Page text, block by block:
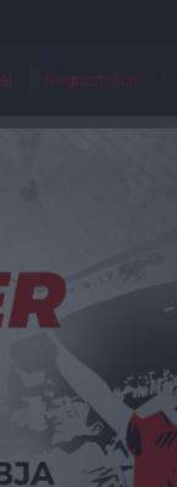
Regisztráció